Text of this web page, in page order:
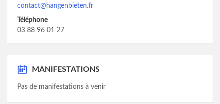
contact@hangenbieten.fr
Téléphone
03 88 96 01 27
MANIFESTATIONS
Pas de manifestations à venir